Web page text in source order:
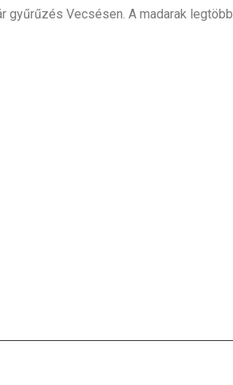
gyűrűzés Vecsésen. A madarak legtöbb